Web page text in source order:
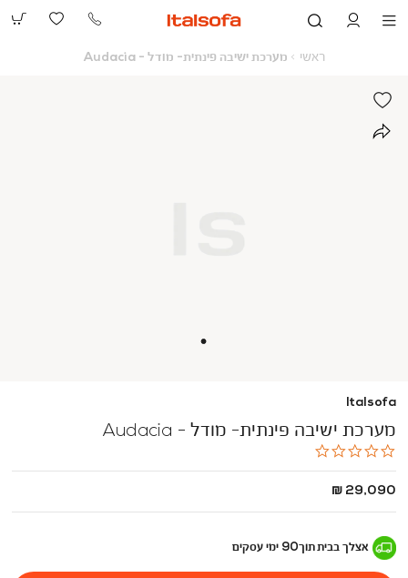
073-
ראשי ראשי
מערכת ישיבה פינתית- מודל - Audacia
Italsofa
מערכת ישיבה פינתית- מודל - Audacia
החל
29,090 ₪
אצלך בביתתוך90 ימי עסקים